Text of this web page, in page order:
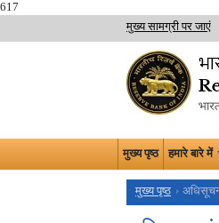
617
मुख्य सामग्री पर जाएं
मुख्य पृष्ठ हमारे बारे में
मुख्य पृष्ठ